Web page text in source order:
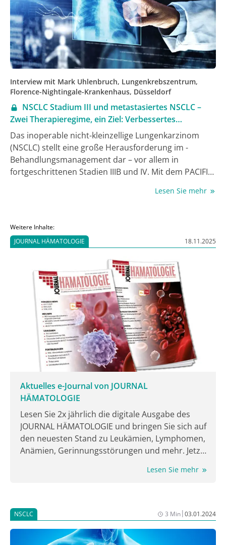
Interview mit Mark Uhlenbruch, Lungenkrebszentrum,
Florence-Nightingale-Krankenhaus, Düsseldorf
NSCLC Stadium III und metastasiertes NSCLC –
Zwei Therapieregime, ein Ziel: Verbessertes
Gesamtüberleben
Das inoperable nicht-kleinzellige Lungenkarzinom
(NSCLC) stellt eine große Herausforderung im ­
Behandlungsmanagement dar – vor allem in
fortgeschrittenen Stadien IIIB und IV. Mit dem PACIFIC-
immunonkologisch basierte Therapieoptionen zur
Mark Uhlenbruch, Düsseldorf, in einem ­Gespräch
aufzeigte, sollte man daher nicht zu früh aufgeben.
Das Gesamtüberleben der Patient:innen kann auch
dann noch verbessert werden, wenn die erste
Therapieoption nicht gegriffen hat.
Lesen Sie mehr
Weitere Inhalte:
JOURNAL HÄMATOLOGIE
18.11.2025
Aktuelles e-Journal von JOURNAL
HÄMATOLOGIE
Lesen Sie 2x jährlich die digitale Ausgabe des
JOURNAL HÄMATOLOGIE und bringen Sie sich auf
den neuesten Stand zu Leukämien, Lymphomen,
Anämien, Gerinnungsstörungen und mehr. Jetzt
Lesen Sie mehr
NSCLC 3 Min|03.01.2024